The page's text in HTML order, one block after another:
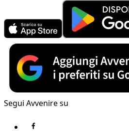
Segui Avvenire su